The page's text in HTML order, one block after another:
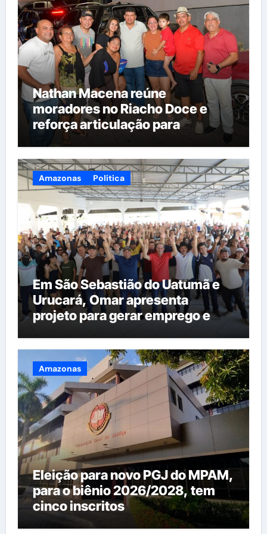
Nathan Macena reúne
moradores no Riacho Doce e
reforça articulação para
candidatura à Câmara Federal
Amazonas Política
Em São Sebastião do Uatumã e
Urucará, Omar apresenta
projeto para gerar emprego e
Amazonas
Eleição para novo PGJ do MPAM,
para o biênio 2026/2028, tem
cinco inscritos